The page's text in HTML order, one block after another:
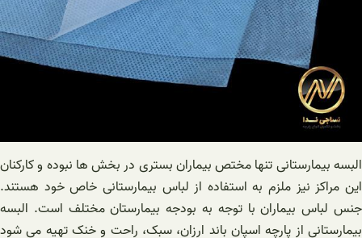
البسه بیمارستانی تنها مختص بیماران بستری در بخش ها نبوده و کارکنان
این مراکز نیز ملزم به استفاده از لباس بیمارستانی خاص خود هستند.
جنس لباس بیماران با توجه به بودجه بیمارستان مختلف است. البسه
بیمارستانی از پارچه اسپان باند ارزان، سبک، راحت و خنک تهیه می شود